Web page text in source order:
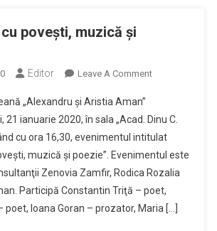
poveşti, muzică şi
Editor Leave A CommentOn
Poveşti,
Muzică
Şi
Poezie”.
„Alexandru şi Aristia Aman”
ianuarie 2020, în sala „Acad. Dinu C.
cu ora 16,30, evenimentul intitulat
muzică şi poezie”. Evenimentul este
Zenovia Zamfir, Rodica Rozalia
Participă Constantin Triţă – poet,
Ioana Goran – prozator, Maria […]